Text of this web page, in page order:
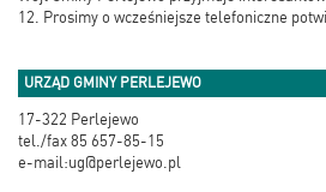
12. Prosimy o wcześniejsze telefoniczne
URZĄD GMINY PERLEJEWO
17-322 Perlejewo
tel./fax 85 657-85-15
e-mail:ug@perlejewo.pl